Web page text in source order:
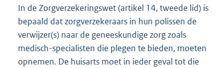
In de Zorgverzekeringswet (artikel 14, tweede lid) is
bepaald dat zorgverzekeraars in hun polissen de
verwijzer(s) naar de geneeskundige zorg zoals
medisch-specialisten die plegen te bieden, moeten
opnemen. De huisarts moet in ieder geval tot die